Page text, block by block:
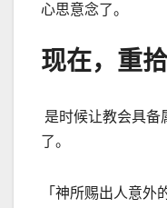
心思意念了。
现在，重
是时候让教会具备
了。
「神所赐出人意外